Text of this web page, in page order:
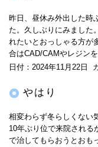
昨日、昼休み外出した時
た。久しぶりにみました
れたいとおっしゃる方が
合はCAD/CAMやレジン
日付： 2024年11月22日
やはり
相変わらず冬らしくない
10年ぶり位で来院される
で治してもらおうとおも